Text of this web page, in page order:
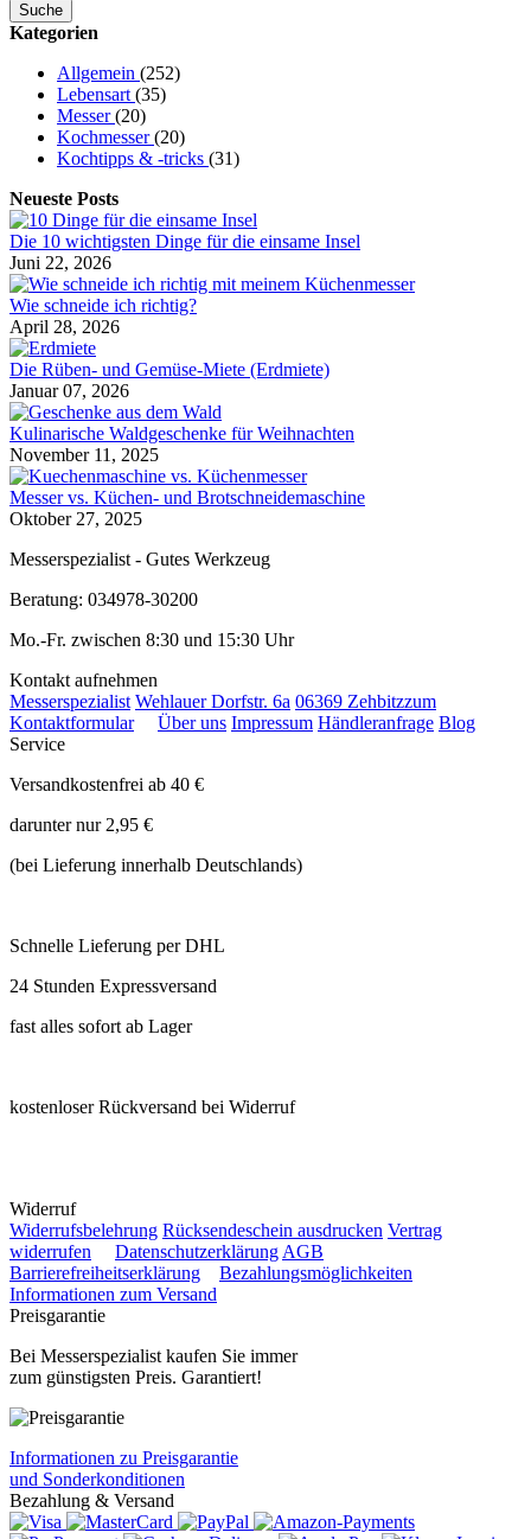
Suche
Kategorien
Allgemein (252)
Lebensart (35)
Messer(20)
Kochmesser(20)
Kochtipps & -tricks (31)
Neueste Posts
Die 10 wichtigsten Dinge für die einsame Insel
Juni 22, 2026
Wie schneide ich richtig?
April 28, 2026
Die Rüben- und Gemüse-Miete (Erdmiete)
Januar 07, 2026
Kulinarische Waldgeschenke für Weihnachten
November 11, 2025
Messer vs. Küchen- und Brotschneidemaschine
Oktober 27, 2025
Messerspezialist - Gutes Werkzeug
Beratung: 034978-30200
Mo.-Fr. zwischen 8:30 und 15:30 Uhr
Kontakt aufnehmen
Messerspezialist Wehlauer Dorfstr. 6a 06369 Zehbitzzum
Kontaktformular
Über uns Impressum Händleranfrage Blog
Service
Versandkostenfrei ab 40 €
darunter nur 2,95 €
(bei Lieferung innerhalb Deutschlands)
Schnelle Lieferung per DHL
24 Stunden Expressversand
fast alles sofort ab Lager
kostenloser Rückversand bei Widerruf
Widerruf
Widerrufsbelehrung Rücksendeschein ausdrucken Vertrag
widerrufen
Datenschutzerklärung AGB
Barrierefreiheitserklärung
Bezahlungsmöglichkeiten
Informationen zum Versand
Preisgarantie
Bei Messerspezialist kaufen Sie immer
zum günstigsten Preis. Garantiert!
Informationen zu Preisgarantie
und Sonderkonditionen
Bezahlung & Versand